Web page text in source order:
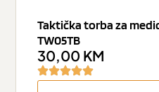
Taktička torba za
TW05TB
30,00 KM